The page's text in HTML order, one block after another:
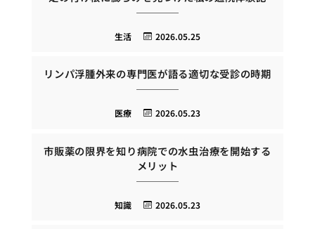
2026.05.25
生活
リンパ浮腫外来の専門医が語る適切な受診の時期
2026.05.23
医療
市販薬の限界を知り病院での水虫治療を開始する
メリット
2026.05.23
知識